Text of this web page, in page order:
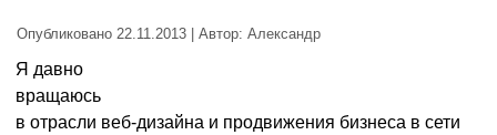
Опубликовано 22.11.2013 |Автор: Александр
Я давно
вращаюсь
в отрасли веб-дизайна и продвижения бизнеса в сети